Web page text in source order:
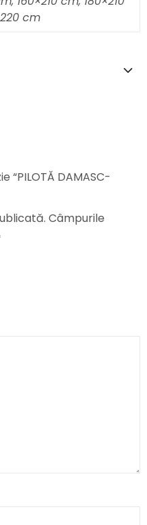
cm
“PILOTĂ DAMASC-
Câmpurile